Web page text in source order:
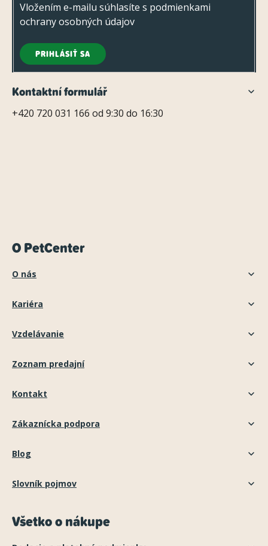
Vložením e-mailu súhlasíte s podmienkami
ochrany osobných údajov
PRIHLÁSIŤ SA
Kontaktní formulář
+420 720 031 166 od 9:30 do 16:30
O PetCenter
O nás
Kariéra
Vzdelávanie
Zoznam predajní
Kontakt
Zákaznícka podpora
Blog
Slovník pojmov
Všetko o nákupe